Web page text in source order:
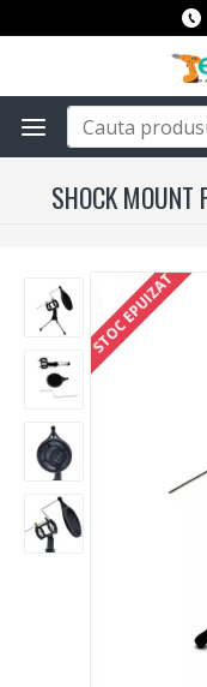
SHOCK MOUNT
STOC EPUIZAT